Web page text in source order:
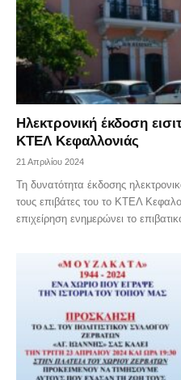
Ηλεκτρονική έκδοση
ΚΤΕΛ Κεφαλλονιάς
21 Απριλίου 2024
Τη δυνατότητα έκδοσης
τους επιβάτες του το ΚΤΕΛ
επιχείρηση ενημερώνει το